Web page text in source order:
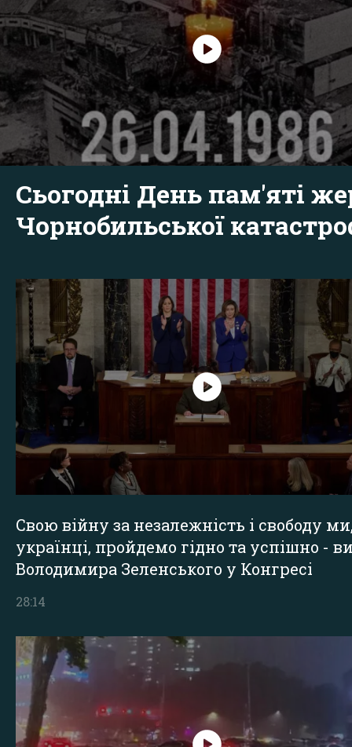
Сьогодні День пам'яті
Чорнобильської
Свою війну за незалежність і свободу
українці, пройдемо гідно та успішно -
Володимира Зеленського у Конгресі
28:14